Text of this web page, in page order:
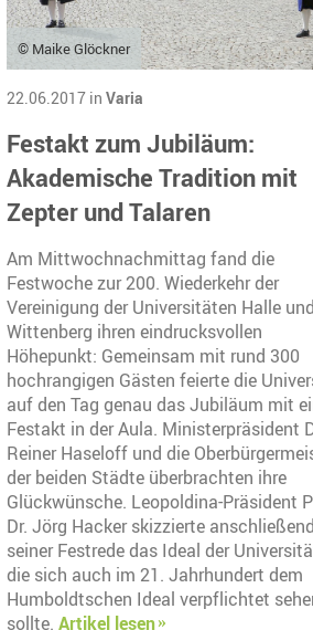
© Maike Glöckner
22.06.2017 in Varia
Festakt zum Jubiläum:
Akademische Tradition mit
Zepter und Talaren
Am Mittwochnachmittag fand die
Festwoche zur 200. Wiederkehr der
Vereinigung der Universitäten Halle und
Wittenberg ihren eindrucksvollen
Höhepunkt: Gemeinsam mit rund 300
hochrangigen Gästen feierte die
auf den Tag genau das Jubiläum mit
Festakt in der Aula. Ministerpräsident
Reiner Haseloff und die
der beiden Städte überbrachten ihre
Glückwünsche. Leopoldina-Präsident
Dr. Jörg Hacker skizzierte
seiner Festrede das Ideal der
die sich auch im 21. Jahrhundert dem
Humboldtschen Ideal verpflichtet
sollte. Artikel lesen